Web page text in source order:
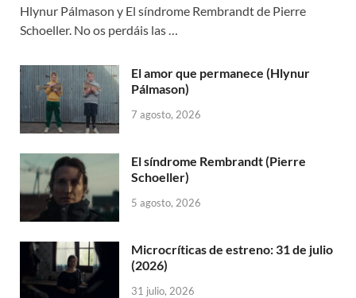
Hlynur Pálmason y El síndrome Rembrandt de Pierre
Schoeller. No os perdáis las …
El amor que permanece (Hlynur
Pálmason)
7 agosto, 2026
El síndrome Rembrandt (Pierre
Schoeller)
5 agosto, 2026
Microcríticas de estreno: 31 de julio
(2026)
31 julio, 2026